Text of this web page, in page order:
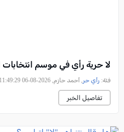
لا حرية رأي في موسم
فئة: رأي حر , أحمد حازم, 2026-08-06 11:49:29
تفاصيل الخبر